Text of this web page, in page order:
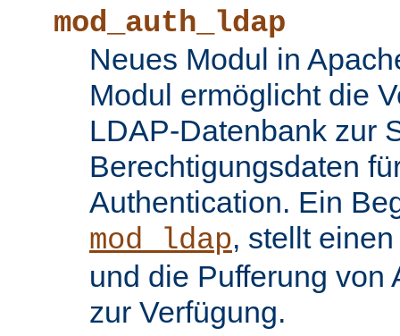
mod_auth_ldap
Neues Modul in
Modul ermöglicht die
LDAP-Datenbank zur
Berechtigungsdaten
Authentication. Ein
mod_ldap, stellt
und die Pufferung von
zur Verfügung.